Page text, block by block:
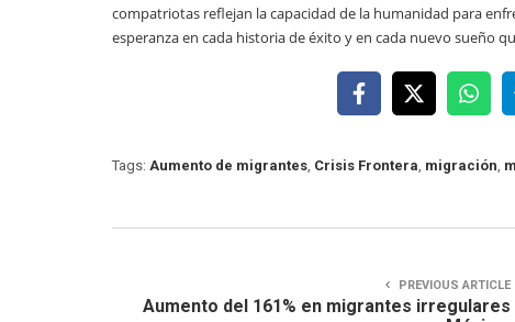
compatriotas reflejan la capacidad de la humanidad para
esperanza en cada historia de éxito y en cada nuevo sueño
Tags: Aumento de migrantes Crisis Frontera migración
PREVIOUS ARTICLE
Aumento del 161% en migrantes irregulares